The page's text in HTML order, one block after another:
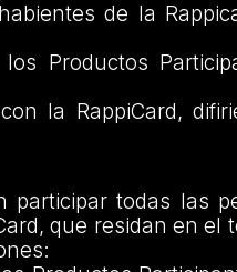
de la
Productos
la RappiCard,
participar todas las
que residan en el